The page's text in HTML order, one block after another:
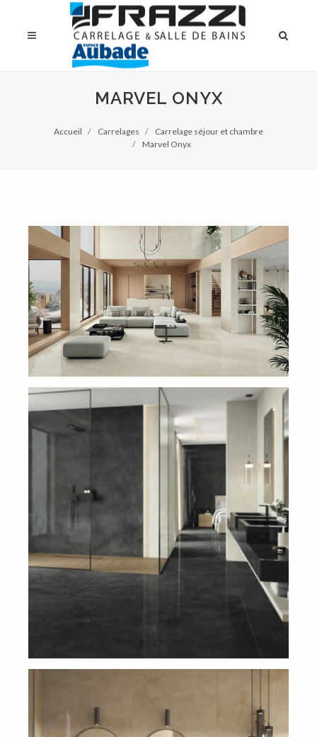
MARVEL ONYX
Accueil Carrelages
Carrelage séjour et chambre
Marvel Onyx